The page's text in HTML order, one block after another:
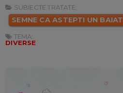
SUBIECTE TRATATE:
SEMNE CA ASTEPTI UN BAIAT
TEMA:
DIVERSE